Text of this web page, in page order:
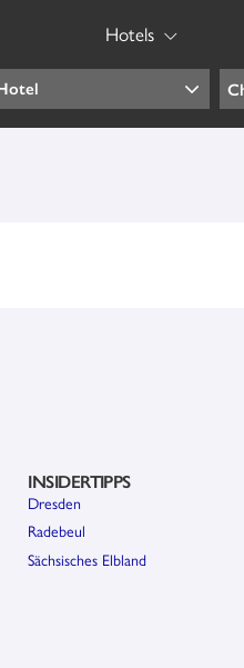
Hotels
INSIDERTIPPS
Dresden
Radebeul
Sächsisches Elbland